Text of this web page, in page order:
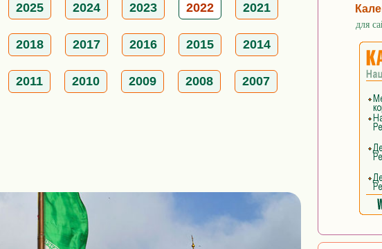
2025 2024 2023 2022 2021
2018 2017 2016 2015 2014
2011 2010 2009 2008 2007
для